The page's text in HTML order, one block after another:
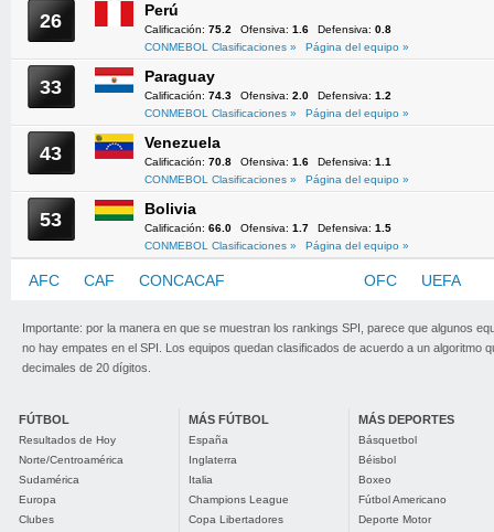
26 Perú
Calificación: 75.2 Ofensiva: 1.6 Defensiva: 0.8
CONMEBOL Clasificaciones »
Página del equipo »
33 Paraguay
Calificación: 74.3 Ofensiva: 2.0 Defensiva: 1.2
CONMEBOL Clasificaciones »
Página del equipo »
43 Venezuela
Calificación: 70.8 Ofensiva: 1.6 Defensiva: 1.1
CONMEBOL Clasificaciones »
Página del equipo »
53 Bolivia
Calificación: 66.0 Ofensiva: 1.7 Defensiva: 1.5
CONMEBOL Clasificaciones »
Página del equipo »
AFC CAF CONCACAF OFC UEFA
Importante: por la manera en que se muestran los rankings SPI, parece que algunos
no hay empates en el SPI. Los equipos quedan clasificados de acuerdo a un algoritmo
decimales de 20 dígitos.
FÚTBOL
Resultados de Hoy
Norte/Centroamérica
Sudamérica
Europa
Clubes
MÁS FÚTBOL
España
Inglaterra
Italia
Champions League
Copa Libertadores
MÁS DEPORTES
Básquetbol
Béisbol
Boxeo
Fútbol Americano
Deporte Motor